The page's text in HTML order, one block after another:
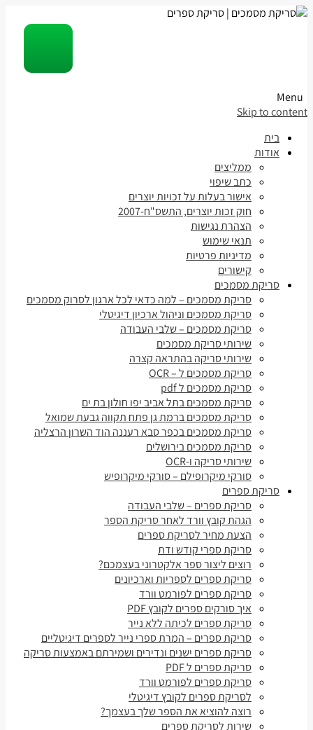
Skip to content
בית
אודות
ממליצים
כתב שיפוי
אישור בעלות על זכויות יוצרים
חוק זכות יוצרים, התשס"ח-2007
הצהרת נגישות
תנאי שימוש
מדיניות פרטיות
קישורים
סריקת מסמכים
סריקת מסמכים – למה כדאי לכל ארגון לסרוק מסמכים
סריקת מסמכים וניהול ארכיון דיגיטלי
סריקת מסמכים – שלבי העבודה
שירותי סריקת מסמכים
שירותי סריקה בהתראה קצרה
סריקת מסמכים ל – OCR
סריקת מסמכים ל pdf
סריקת מסמכים בתל אביב יפו חולון בת ים
סריקת מסמכים ברמת גן פתח תקווה גבעת שמואל
סריקת מסמכים בכפר סבא רעננה הוד השרון הרצליה
סריקת מסמכים בירושלים
שירותי סריקה ו-OCR
סורקי מיקרופילם – סורקי מיקרופיש
סריקת ספרים
סריקת ספרים – שלבי העבודה
הגהת קובץ וורד לאחר סריקת הספר
הצעת מחיר לסריקת ספרים
סריקת ספרי קודש ודת
רוצים ליצור ספר אלקטרוני בעצמכם?
סריקת ספרים לספריות וארכיונים
סריקת ספרים לפורמט וורד
איך סורקים ספרים לקובץ PDF
סריקת ספרים לכיתה ללא נייר
סריקת ספרים – המרת ספרי נייר לספרים דיגיטליים
סריקת ספרים ישנים ונדירים ושמירתם באמצעות סריקה
סריקת ספרים ל PDF
סריקת ספרים לפורמט וורד
לסריקת ספרים לקובץ דיגיטלי
רוצה להוציא את הספר שלך בעצמך?
שירות לסריקת ספרים